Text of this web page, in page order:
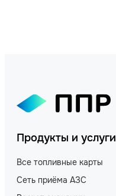
Продукты и услуги
Все топливные карты
Сеть приёма АЗС